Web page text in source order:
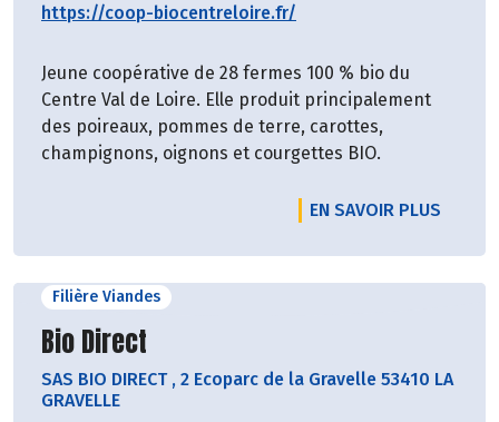
https://coop-biocentreloire.fr/
Jeune coopérative de 28 fermes 100 % bio du
Centre Val de Loire. Elle produit principalement
des poireaux, pommes de terre, carottes,
champignons, oignons et courgettes BIO.
EN SAVOIR PLUS
Filière Viandes
Découvrir le producteur
Bio Direct
SAS BIO DIRECT , 2 Ecoparc de la Gravelle 53410 LA
GRAVELLE